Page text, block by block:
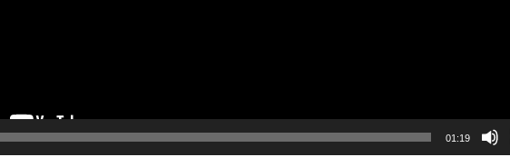
01:19